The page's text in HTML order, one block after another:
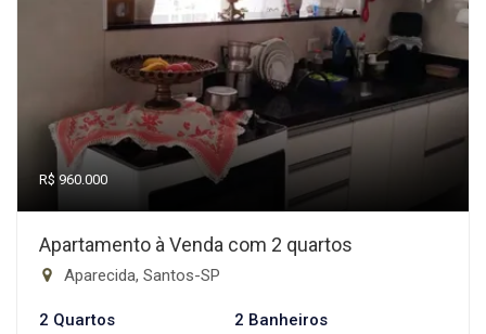
R$ 960.000
Apartamento à Venda com 2 quartos
Aparecida, Santos-SP
2 Quartos 2 Banheiros